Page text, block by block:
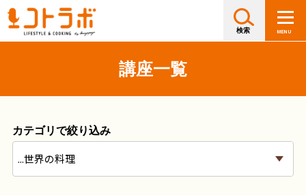
講座一覧
カテゴリで絞り込み